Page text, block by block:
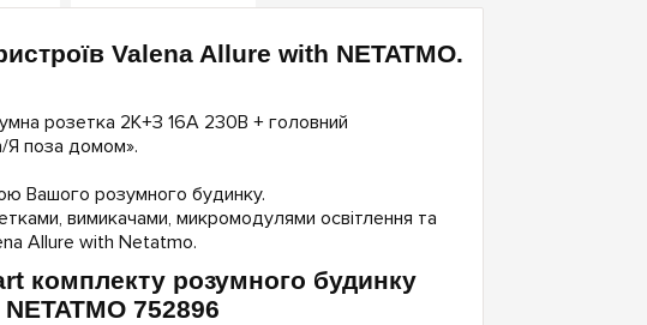
Valena Allure with NETATMO.
розетка 2К+З 16А 230В + головний
Я поза домом».
Вашого розумного будинку.
вимикачами, микромодулями освітлення та
Allure with Netatmo.
комплекту розумного будинку
752896